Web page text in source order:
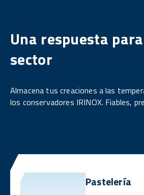
Una respuesta
sector
Almacena tus creaciones a las
los conservadores IRINOX. Fiables,
Pastelería